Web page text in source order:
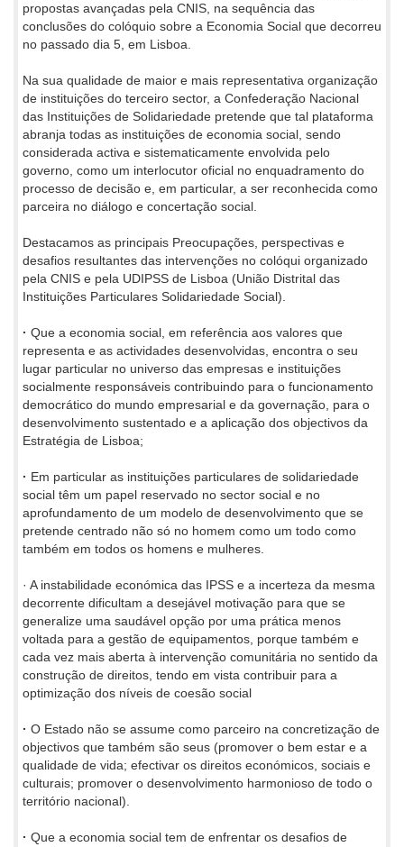
propostas avançadas pela CNIS, na sequência das
conclusões do colóquio sobre a Economia Social que decorreu
no passado dia 5, em Lisboa.
Na sua qualidade de maior e mais representativa organização
de instituições do terceiro sector, a Confederação Nacional
das Instituições de Solidariedade pretende que tal plataforma
abranja todas as instituições de economia social, sendo
considerada activa e sistematicamente envolvida pelo
governo, como um interlocutor oficial no enquadramento do
processo de decisão e, em particular, a ser reconhecida como
parceira no diálogo e concertação social.
Destacamos as principais Preocupações, perspectivas e
desafios resultantes das intervenções no colóqui organizado
pela CNIS e pela UDIPSS de Lisboa (União Distrital das
Instituições Particulares Solidariedade Social).
· Que a economia social, em referência aos valores que
representa e as actividades desenvolvidas, encontra o seu
lugar particular no universo das empresas e instituições
socialmente responsáveis contribuindo para o funcionamento
democrático do mundo empresarial e da governação, para o
desenvolvimento sustentado e a aplicação dos objectivos da
Estratégia de Lisboa;
· Em particular as instituições particulares de solidariedade
social têm um papel reservado no sector social e no
aprofundamento de um modelo de desenvolvimento que se
pretende centrado não só no homem como um todo como
também em todos os homens e mulheres.
· A instabilidade económica das IPSS e a incerteza da mesma
decorrente dificultam a desejável motivação para que se
generalize uma saudável opção por uma prática menos
voltada para a gestão de equipamentos, porque também e
cada vez mais aberta à intervenção comunitária no sentido da
construção de direitos, tendo em vista contribuir para a
optimização dos níveis de coesão social
· O Estado não se assume como parceiro na concretização de
objectivos que também são seus (promover o bem estar e a
qualidade de vida; efectivar os direitos económicos, sociais e
culturais; promover o desenvolvimento harmonioso de todo o
território nacional).
· Que a economia social tem de enfrentar os desafios de